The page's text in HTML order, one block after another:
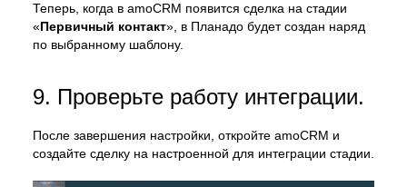
Теперь, когда в amoCRM появится сделка на стадии
«Первичный контакт», в Планадо будет создан наряд
по выбранному шаблону.
9. Проверьте работу интеграции.
После завершения настройки, откройте amoCRM и
создайте сделку на настроенной для интеграции стадии.